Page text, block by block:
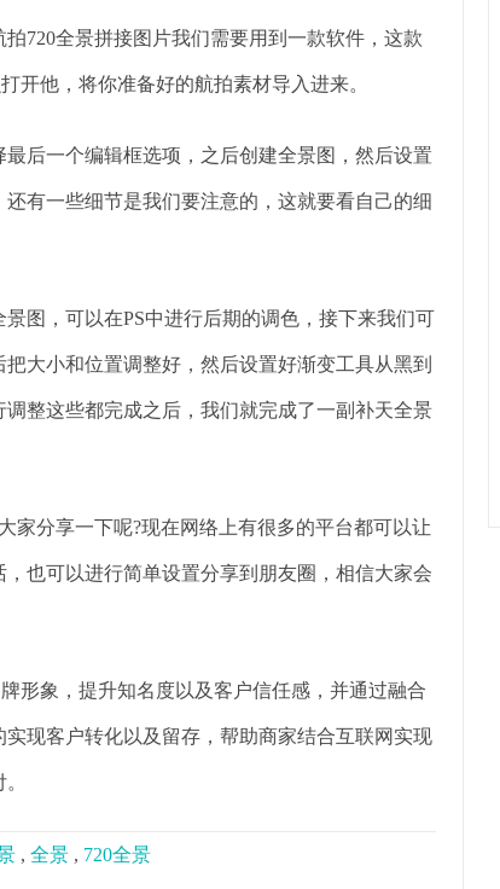
720全景拼接图片我们需要用到一款软件，这款
开他，将你准备好的航拍素材导入进来。
后一个编辑框选项，之后创建全景图，然后设置
有一些细节是我们要注意的，这就要看自己的细
图，可以在PS中进行后期的调色，接下来我们可
大小和位置调整好，然后设置好渐变工具从黑到
整这些都完成之后，我们就完成了一副补天全景
家分享一下呢?现在网络上有很多的平台都可以让
也可以进行简单设置分享到朋友圈，相信大家会
形象，提升知名度以及客户信任感，并通过融合
现客户转化以及留存，帮助商家结合互联网实现
, 全景 , 720全景